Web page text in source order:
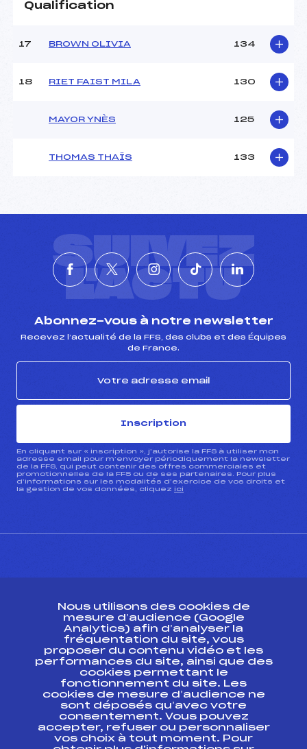
Qualification
17 BROWN OLIVIA 134
18 RIET FAIST MILA 130
MAYOR YNÈS 125
THOMAS THAÏS 133
SUIVEZ
L'ACTU
Abonnez-vous à notre newsletter
Recevez l’actualité de la FFS, des clubs et des Équipes
de France.
Inscription
En cliquant sur « inscription », j’autorise la FFS à utiliser mon
adresse email pour m’envoyer périodiquement la newsletter
de la FFS, qui peut contenir des offres commerciales et
promotionnelles de la FFS ou de ses partenaires. Pour plus
d’informations sur les modalités d’exercice de vos droits et
la gestion de vos données, cliquez ici
Ressources
Pass’Neige
Projet sportif fédéral
Projet de performance fédéral
Antidopage
Pôle Développement, Formation, Suivi
Scientifique
Nous utilisons des cookies de
mesure d’audience (Google
Analytics) afin d’analyser la
fréquentation du site, vous
proposer du contenu vidéo et les
performances du site, ainsi que des
cookies permettant le
fonctionnement du site. Les
cookies de mesure d’audience ne
sont déposés qu’avec votre
consentement. Vous pouvez
accepter, refuser ou personnaliser
vos choix à tout moment. Pour